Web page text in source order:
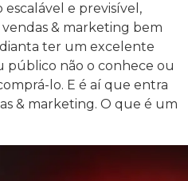
e previsível,
& marketing bem
ter um excelente
público não o conhece ou
lo. E é aí que entra
& marketing. O que é um